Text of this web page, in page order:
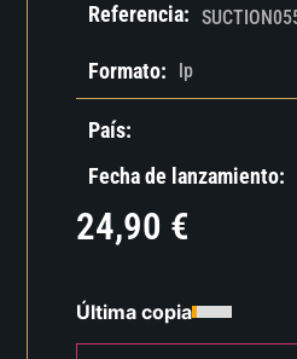
Referencia:
Formato: lp
País:
Fecha de lanzamiento:
24,90 €
Última copia